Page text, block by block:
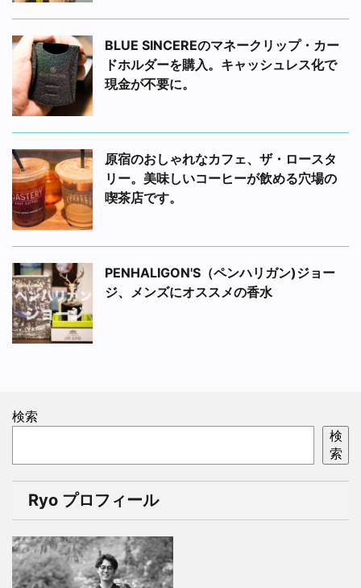
BLUE SINCEREのマネークリップ・カー
ドホルダーを購入。キャッシュレス化で
現金が不要に。
原宿のおしゃれなカフェ、ザ・ロースタ
リー。美味しいコーヒーが飲める穴場の
喫茶店です。
PENHALIGON'S（ペンハリガン)ジョー
ジ、メンズにオススメの香水
検索
検
索
Ryo プロフィール